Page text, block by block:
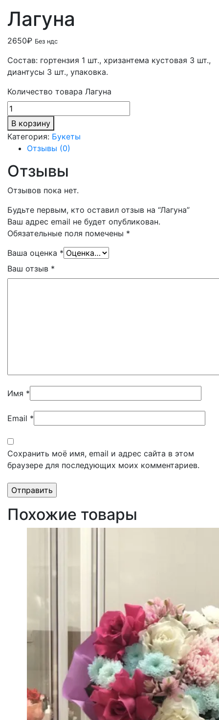
Лагуна
2650₽ Без ндс
Состав: гортензия 1 шт., хризантема кустовая 3 шт.,
диантусы 3 шт., упаковка.
Количество товара Лагуна
В корзину
Категория: Букеты
Отзывы (0)
Отзывы
Отзывов пока нет.
Будьте первым, кто оставил отзыв на “Лагуна”
Ваш адрес email не будет опубликован.
Обязательные поля помечены *
Ваша оценка *
Ваш отзыв *
Имя *
Email *
Сохранить моё имя, email и адрес сайта в этом
браузере для последующих моих комментариев.
Похожие товары